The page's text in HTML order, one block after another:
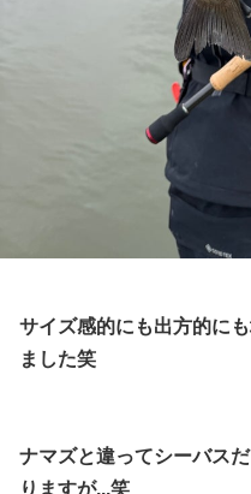
サイズ感的にも出方的に
ました笑
ナマズと違ってシーバス
りますが...笑